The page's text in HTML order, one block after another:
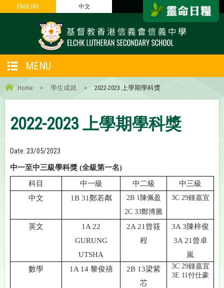
ENGLISH 中文
ENGLISH 中文
MENU
Home > 學生成就 > 2022-2023 上學期學科獎
2022-2023 上學期學科獎
Date: 23/05/2023
中一至中三級學科獎 (全級第一名)
科目
中一級 中二級
中三級
中文
1B 31鄭若粼
2B 1陳佩盈
2C 33鄭博騰
3C 29鍾嘉宜
英文
1A 22
GURUNG
UTSHA
2A 21曾筱
程
3A 3陳梓俊
3A 21曾卓
嵐
數學
1A 14 黎俊禧
2B 13梁紫
芯
3C 29鍾嘉宜
3E 11付仕豪